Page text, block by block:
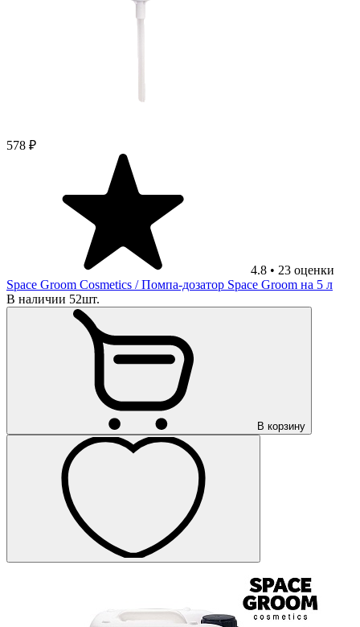
578 ₽
4.8 • 23 оценки
Space Groom Cosmetics / Помпа-дозатор Space Groom на 5 л
В наличии 52шт.
В корзину